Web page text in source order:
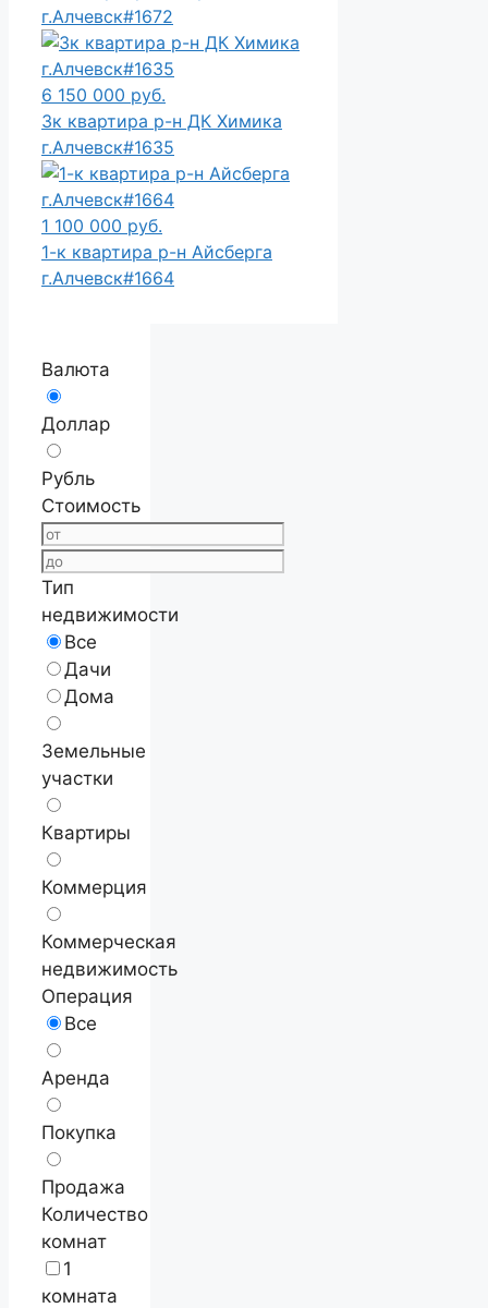
г.Алчевск#1672
6 150 000 руб.
3к квартира р-н ДК Химика
г.Алчевск#1635
1 100 000 руб.
1-к квартира р-н Айсберга
г.Алчевск#1664
Валюта
Доллар
Рубль
Стоимость
Тип
недвижимости
Все
Дачи
Дома
Земельные
участки
Квартиры
Коммерция
Коммерческая
недвижимость
Операция
Все
Аренда
Покупка
Продажа
Количество
комнат
1
комната